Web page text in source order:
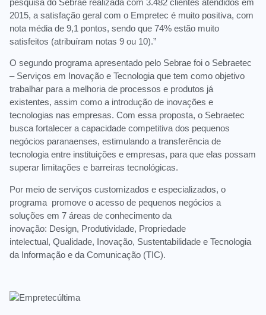
2015, a satisfação geral com o Empretec é muito positiva, com
nota média de 9,1 pontos, sendo que 74% estão muito
satisfeitos (atribuíram notas 9 ou 10).”
O segundo programa apresentado pelo Sebrae foi o Sebraetec
– Serviços em Inovação e Tecnologia que tem como objetivo
trabalhar para a melhoria de processos e produtos já
existentes, assim como a introdução de inovações e
tecnologias nas empresas. Com essa proposta, o Sebraetec
busca fortalecer a capacidade competitiva dos pequenos
negócios paranaenses, estimulando a transferência de
tecnologia entre instituições e empresas, para que elas possam
superar limitações e barreiras tecnológicas.
Por meio de serviços customizados e especializados, o
programa promove o acesso de pequenos negócios a
soluções em 7 áreas de conhecimento da
inovação: Design, Produtividade, Propriedade
intelectual, Qualidade, Inovação, Sustentabilidade e Tecnologia
da Informação e da Comunicação (TIC).